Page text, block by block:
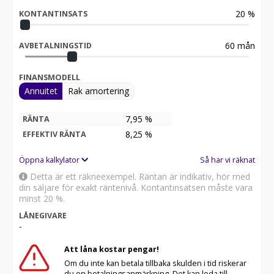
KONTANTINSATS 20 %
AVBETALNINGSTID 60 mån
FINANSMODELL
Annuitet Rak amortering
RÄNTA 7,95 %
EFFEKTIV RÄNTA 8,25 %
Öppna kalkylator Så har vi räknat
Detta är ett räkneexempel. Räntan är indikativ, hör med
din säljare för exakt räntenivå. Kontantinsatsen måste vara
minst 20 %.
LÅNEGIVARE
-
Att låna kostar pengar!
Om du inte kan betala tillbaka skulden i tid riskerar